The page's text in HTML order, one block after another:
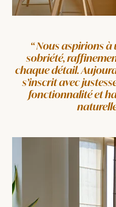
Nous aspirions à
sobriété,
chaque détail.
s’inscrit avec
fonctionnalité et